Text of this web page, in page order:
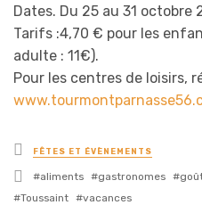
Dates. Du 25 au 31 octobre
Tarifs :4,70 € pour les
adulte : 11€).
Pour les centres de loisirs,
Posted
in
FÊTES ET ÉVÈNEMENTS
Tagged
with
aliments gastronomes
Toussaint
vacances